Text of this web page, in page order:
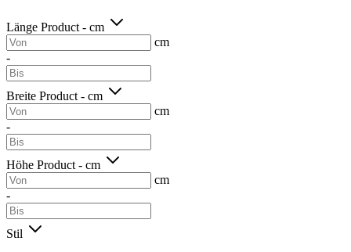
Länge Product - cm
cm
-
Breite Product - cm
cm
-
Höhe Product - cm
cm
-
Stil